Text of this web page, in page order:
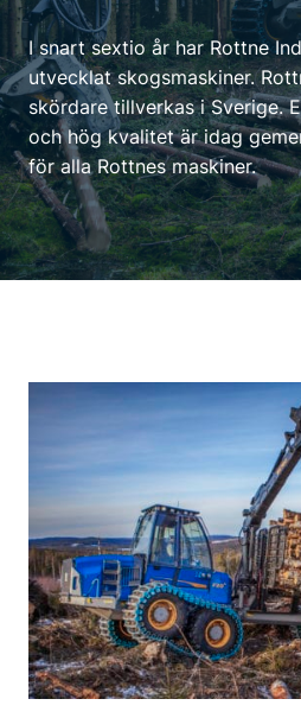
I snart sextio år har Rottne
utvecklat skogsmaskiner.
skördare tillverkas i Sverige.
och hög kvalitet är idag
för alla Rottnes maskiner.